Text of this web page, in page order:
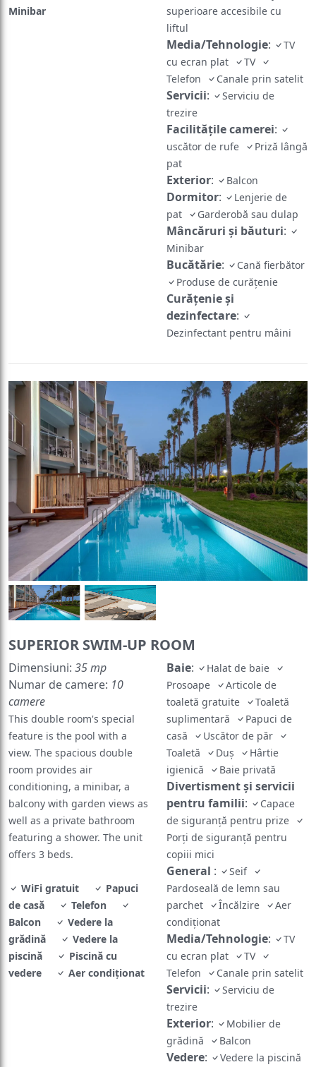
Minibar
superioare accesibile cu
liftul
Media/Tehnologie:
TV
cu ecran plat
TV
Telefon
Canale prin satelit
Servicii:
Serviciu de
trezire
Facilităţile camerei:
uscător de rufe
Priză lângă
pat
Exterior: Balcon
Dormitor:
Lenjerie de
pat
Garderobă sau dulap
Mâncăruri și băuturi:
Minibar
Bucătărie:
Cană fierbător
Produse de curățenie
Curățenie și
dezinfectare:
Dezinfectant pentru mâini
SUPERIOR SWIM-UP ROOM
Dimensiuni: 35 mp
Numar de camere: 10
camere
This double room's special
feature is the pool with a
view. The spacious double
room provides air
conditioning, a minibar, a
balcony with garden views as
well as a private bathroom
featuring a shower. The unit
offers 3 beds.
WiFi gratuit
Papuci
de casă
Telefon
Balcon
Vedere la
grădină
Vedere la
piscină
Piscină cu
vedere
Aer condiţionat
Baie:
Halat de baie
Prosoape
Articole de
toaletă gratuite
Toaletă
suplimentară
Papuci de
casă
Uscător de păr
Toaletă
Duş
Hârtie
igienică
Baie privată
Divertisment și servicii
pentru familii:
Capace
de siguranță pentru prize
Porți de siguranță pentru
copiii mici
General :
Seif
Pardoseală de lemn sau
parchet
Încălzire
Aer
condiţionat
Media/Tehnologie:
TV
cu ecran plat
TV
Telefon
Canale prin satelit
Servicii:
Serviciu de
trezire
Exterior:
Mobilier de
grădină
Balcon
Vedere:
Vedere la piscină